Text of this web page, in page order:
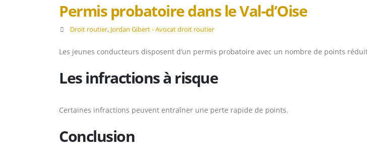
Permis probatoire dans le Val-d’Oise
Droit routier, Jordan Gibert - Avocat droit routier
Les jeunes conducteurs disposent d’un permis probatoire avec un nombre de points
Les infractions à risque
Certaines infractions peuvent entraîner une perte rapide de points.
Conclusion